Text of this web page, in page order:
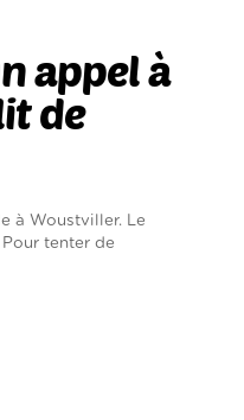
appel à
de
à Woustviller. Le
tenter de